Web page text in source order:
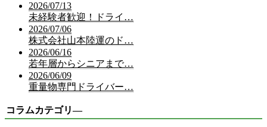
2026/07/13
未経験者歓迎！ドライ…
2026/07/06
株式会社山本陸運のド…
2026/06/16
若年層からシニアまで…
2026/06/09
重量物専門ドライバー…
コラムカテゴリ―